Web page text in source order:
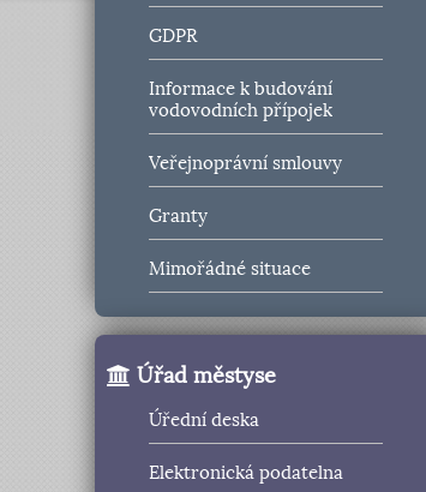
GDPR
Informace k budování
vodovodních přípojek
Veřejnoprávní smlouvy
Granty
Mimořádné situace
Úřad městyse
Úřední deska
Elektronická podatelna